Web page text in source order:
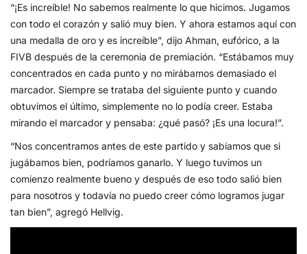
“¡Es increíble! No sabemos realmente lo que hicimos. Jugamos
con todo el corazón y salió muy bien. Y ahora estamos aquí con
una medalla de oro y es increíble”, dijo Ahman, eufórico, a la
FIVB después de la ceremonia de premiación. “Estábamos muy
concentrados en cada punto y no mirábamos demasiado el
marcador. Siempre se trataba del siguiente punto y cuando
obtuvimos el último, simplemente no lo podía creer. Estaba
mirando el marcador y pensaba: ¿qué pasó? ¡Es una locura!”.
“Nos concentramos antes de este partido y sabíamos que si
jugábamos bien, podríamos ganarlo. Y luego tuvimos un
comienzo realmente bueno y después de eso todo salió bien
para nosotros y todavía no puedo creer cómo logramos jugar
tan bien”, agregó Hellvig.